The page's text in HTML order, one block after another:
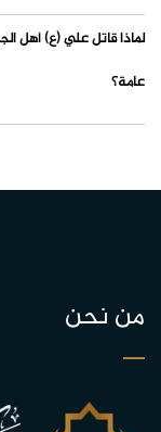
لماذا قاتل علي (ع) أهل
عامة؟
من نحن